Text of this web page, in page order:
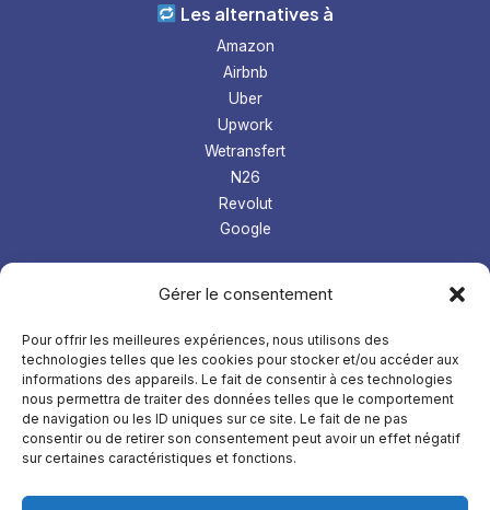
Gérer le consentement
Pour offrir les meilleures expériences, nous utilisons des
technologies telles que les cookies pour stocker et/ou accéder aux
informations des appareils. Le fait de consentir à ces technologies
nous permettra de traiter des données telles que le comportement
de navigation ou les ID uniques sur ce site. Le fait de ne pas
consentir ou de retirer son consentement peut avoir un effet négatif
sur certaines caractéristiques et fonctions.
Les alternatives à
Amazon
Airbnb
Uber
Upwork
Wetransfert
N26
Revolut
Google
Gestion microentreprise
LMS
Comptabilité
Àpropos
Mentions légales
Confidentialités